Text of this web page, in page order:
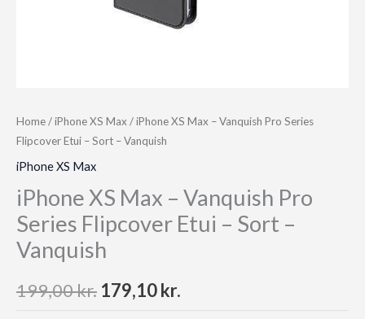
Home/iPhone XS Max / iPhone XS Max – Vanquish Pro Series
Flipcover Etui – Sort – Vanquish
iPhone XS Max
iPhone XS Max – Vanquish Pro
Series Flipcover Etui – Sort –
Vanquish
199,00kr. Original
179,10kr.